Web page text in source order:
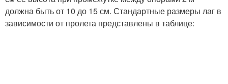
должна быть от 10 до 15 см. Стандартные размеры лаг в
зависимости от пролета представлены в таблице: